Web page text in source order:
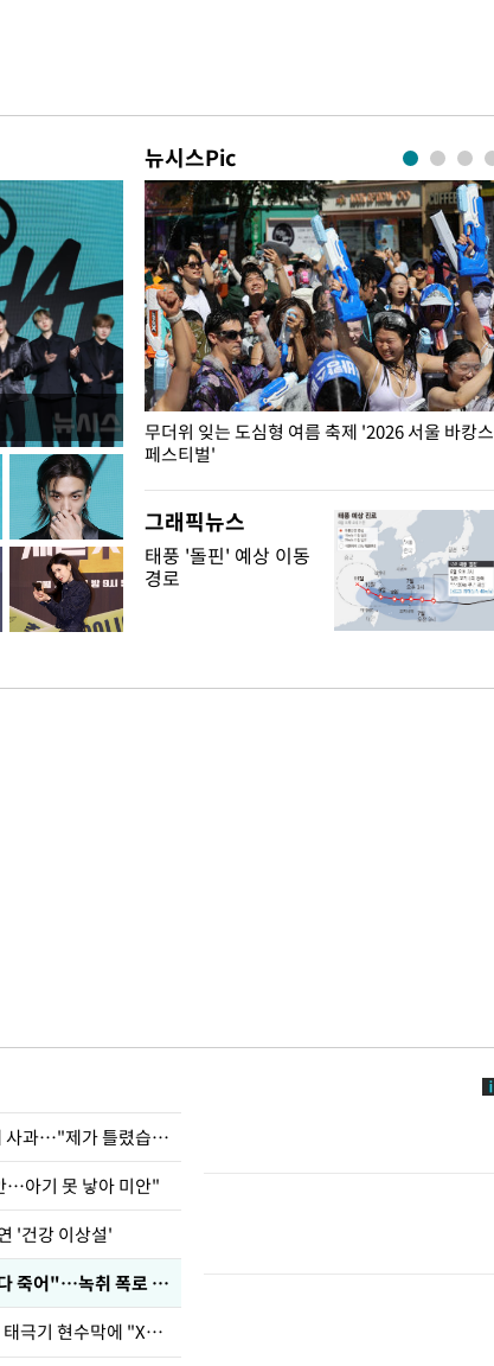
뉴시스Pic
무더위 잊는 도심형 여름 축제 '2026 서울 바캉스
페스티벌'
그래픽뉴스
태풍 '돌핀' 예상 이동
경로
표창원, 남규리에 15년 만에 사과…"제가 틀렸습니다"
…아기 못 낳아 미안"
'건강 이상설'
차가원 "○○○ 까면 주변 다 죽어"…녹취 폭로 파장
김희철, 거꾸로 걸린 광복절 태극기 현수막에 "X돌았네"